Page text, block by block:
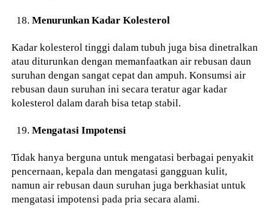
Menurunkan Kadar Kolesterol
Kadar kolesterol tinggi dalam tubuh juga bisa dinetralkan
atau diturunkan dengan memanfaatkan air rebusan daun
suruhan dengan sangat cepat dan ampuh. Konsumsi air
rebusan daun suruhan ini secara teratur agar kadar
kolesterol dalam darah bisa tetap stabil.
Mengatasi Impotensi
Tidak hanya berguna untuk mengatasi berbagai penyakit
pencernaan, kepala dan mengatasi gangguan kulit,
namun air rebusan daun suruhan juga berkhasiat untuk
mengatasi impotensi pada pria secara alami.